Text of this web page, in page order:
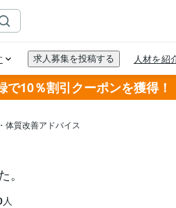
で10％割引クーポンを獲得！
体質改善アドバイス
人